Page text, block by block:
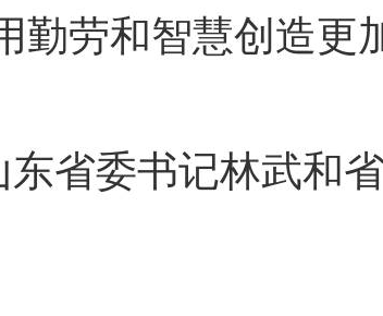
劳和智慧创造更
委书记林武和